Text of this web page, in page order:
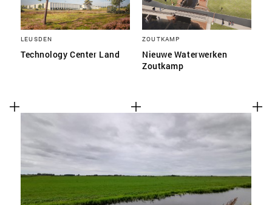
LEUSDEN
Technology Center Land
ZOUTKAMP
Nieuwe Waterwerken
Zoutkamp